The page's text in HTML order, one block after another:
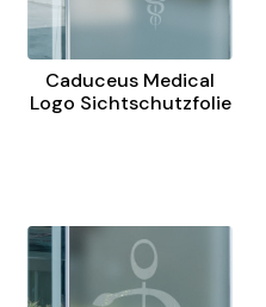
Caduceus Medical
Logo Sichtschutzfolie